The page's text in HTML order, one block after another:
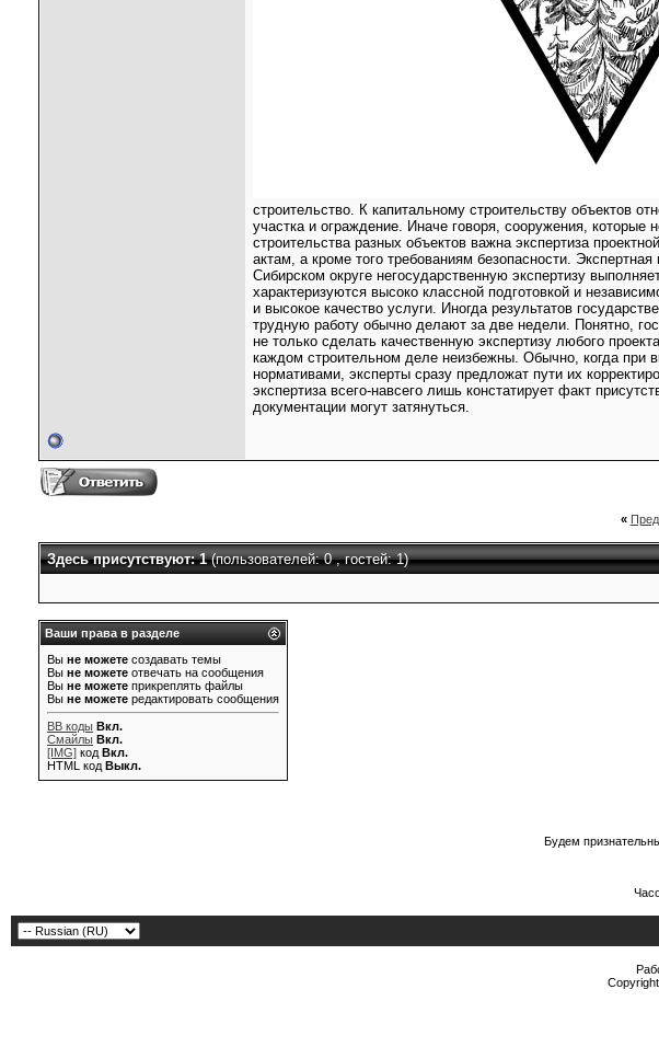
строительство. К капитальному строительству объектов
участка и ограждение. Иначе говоря, сооружения,
строительства разных объектов важна экспертиза
актам, а кроме того требованиям безопасности.
Сибирском округе негосударственную экспертизу
характеризуются высоко классной подготовкой и
и высокое качество услуги. Иногда результатов
трудную работу обычно делают за две недели. Понятно,
не только сделать качественную экспертизу любого
каждом строительном деле неизбежны. Обычно, когда при
нормативами, эксперты сразу предложат пути их
экспертиза всего-навсего лишь констатирует факт
документации могут затянуться.
«
Здесь присутствуют: 1(пользователей: 0 , гостей: 1)
Ваши права в разделе
Вы не можете создавать темы
Вы не можете отвечать на сообщения
Вы не можете прикреплять файлы
Вы не можете редактировать сообщения
BB коды Вкл.
Смайлы Вкл.
[IMG] код Вкл.
HTML код Выкл.
Будем